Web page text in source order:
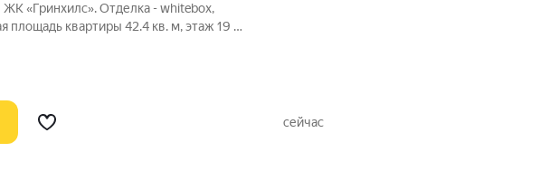
ЖК «Гринхилс». Отделка - whitebox,
42.4 кв. м, этаж 19 из
сейчас